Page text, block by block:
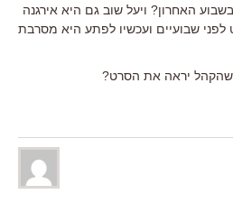
האחרון? ויעל שוב גם היא אירגנה
שבועיים ועכשיו לפתע היא מסרבת
שהקהל יראה את הסרט?